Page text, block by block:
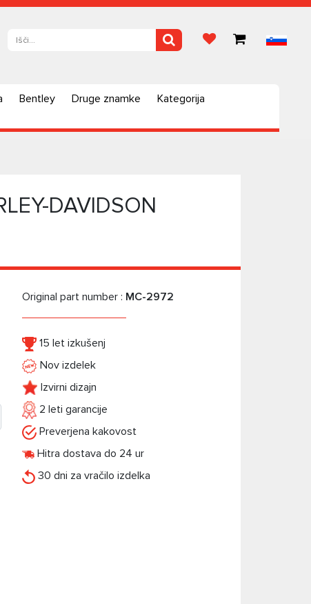
Bentley Druge znamke
Kategorija
DAVIDSON
Original part number : MC-2972
15 let izkušenj
Nov izdelek
Izvirni dizajn
2 leti garancije
Preverjena kakovost
Hitra dostava do 24 ur
30 dni za vračilo izdelka